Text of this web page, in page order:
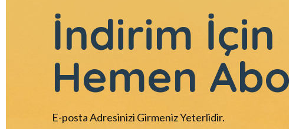
İndirim İçin
Hemen
E-posta Adresinizi Girmeniz Yeterlidir.